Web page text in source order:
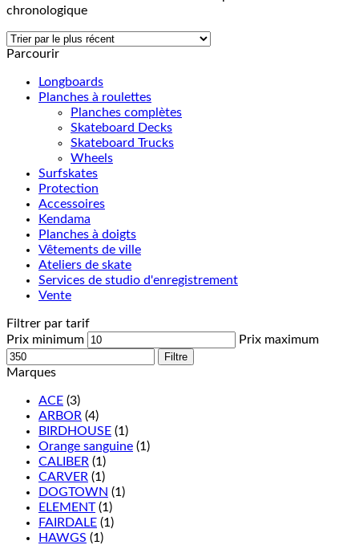
chronologique
Parcourir
Longboards
Planches à roulettes
Planches complètes
Skateboard Decks
Skateboard Trucks
Wheels
Surfskates
Protection
Accessoires
Kendama
Planches à doigts
Vêtements de ville
Ateliers de skate
Services de studio d'enregistrement
Vente
Filtrer par tarif
Prix minimum
Prix maximum
Filtre
Marques
ACE (3)
ARBOR (4)
BIRDHOUSE (1)
Orange sanguine (1)
CALIBER (1)
CARVER (1)
DOGTOWN (1)
ELEMENT (1)
FAIRDALE (1)
HAWGS (1)